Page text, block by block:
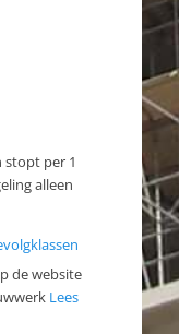
stopt per 1
alleen
de website
Lees